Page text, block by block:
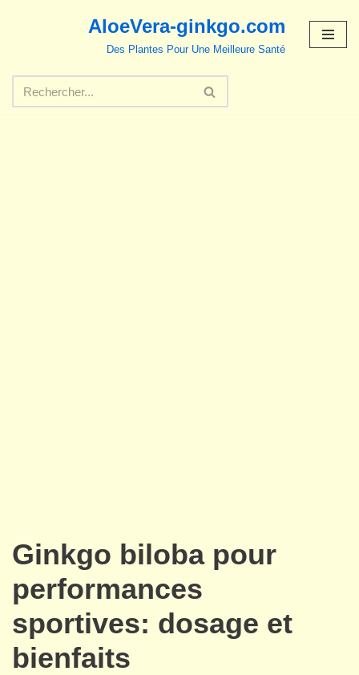
contenu
AloeVera-ginkgo.com
Des Plantes Pour Une Meilleure Santé
Ginkgo biloba pour
performances
sportives: dosage et
bienfaits